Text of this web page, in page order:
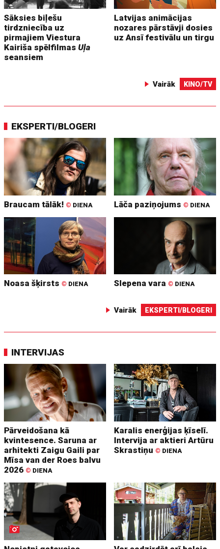
Sāksies biļešu
tirdzniecība uz
pirmajiem Viestura
Kairiša spēlfilmasUļa
seansiem
Latvijas animācijas
nozares pārstāvji dosies
uz Ansī festivālu un tirgu
Vairāk KINO/TV
EKSPERTI/BLOGERI
Braucam tālāk! © DIENA Lāča paziņojums © DIENA
Noasa šķirsts © DIENA Slepena vara © DIENA
Vairāk EKSPERTI/BLOGERI
INTERVIJAS
Pārveidošana kā
kvintesence. Saruna ar
arhitekti Zaigu Gaili par
Mīsa van der Roes balvu
2026 © DIENA
Karalis enerģijas ķīselī.
Intervija ar aktieri Artūru
Skrastiņu © DIENA